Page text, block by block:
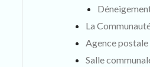
La
Agence postale
Salle